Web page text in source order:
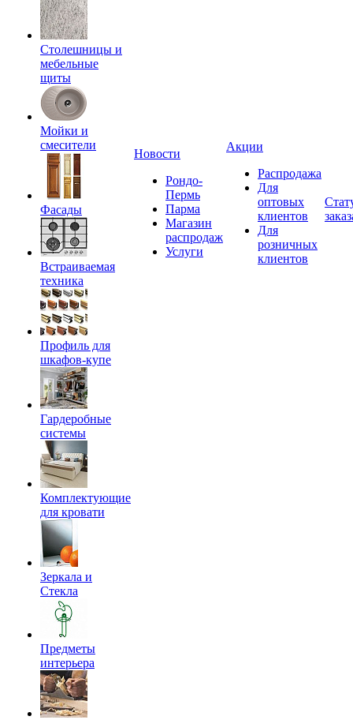
Столешницы и
мебельные
щиты
Мойки и
смесители
Фасады
Встраиваемая
техника
Профиль для
шкафов-купе
Гардеробные
системы
Комплектующие
для кровати
Зеркала и
Стекла
Предметы
интерьера
Новости
Рондо-
Пермь
Парма
Магазин
распродаж
Услуги
Акции
Распродажа
Для
оптовых
клиентов
Для
розничных
клиентов